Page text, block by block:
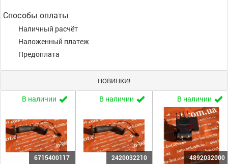
Способы оплаты
Наличный расчёт
Наложенный платеж
Предоплата
НОВИНКИ!
В наличии
6715400117
В наличии
2420032210
В наличии
4892032000